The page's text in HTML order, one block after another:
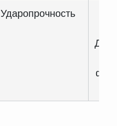
Ударопрочность